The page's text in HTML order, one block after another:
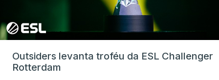
Outsiders levanta troféu da ESL Challenger
Rotterdam